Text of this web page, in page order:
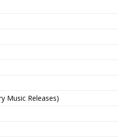
Music Releases)